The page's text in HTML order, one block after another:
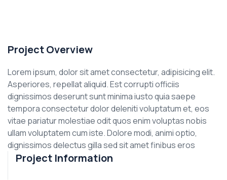
Project Overview
Lorem ipsum, dolor sit amet consectetur, adipisicing elit.
Asperiores, repellat aliquid. Est corrupti officiis
dignissimos deserunt sunt minima iusto quia saepe
tempora consectetur dolor deleniti voluptatum et, eos
vitae pariatur molestiae odit quos enim voluptas nobis
ullam voluptatem cum iste. Dolore modi, animi optio,
dignissimos delectus gilla sed sit amet finibus eros
Project Information